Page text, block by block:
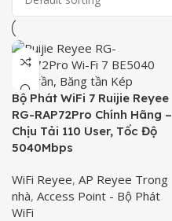
Bộ Phát WiFi 7 Ruijie Reyee
RG-RAP72Pro Chính Hãng –
Chịu Tải 110 User, Tốc Độ
5040Mbps
WiFi Reyee, AP Reyee Trong
nhà, Access Point - Bộ Phát
WiFi